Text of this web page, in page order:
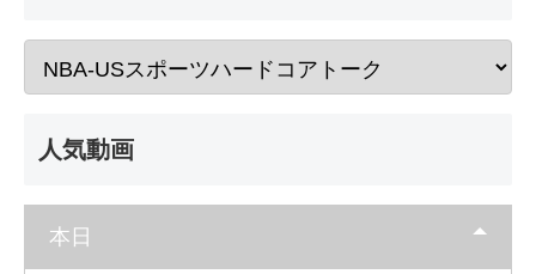
人気動画
本日